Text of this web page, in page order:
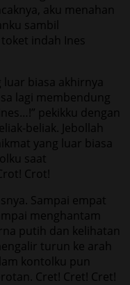
aku menahan
sambil
indah Ines
luar biasa akhirnya
lagi membendung
pekikku dengan
beliak. Jebollah
yang luar biasa
saat
Crot!
Sampai empat
menghantam
putih dan kelihatan
turun ke arah
kontolku pun
Cret! Cret! Cret!